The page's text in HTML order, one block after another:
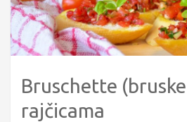
Bruschette
rajčicama